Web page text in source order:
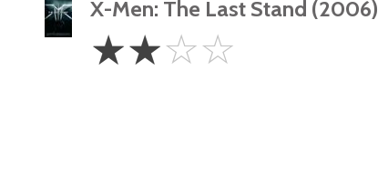
X-Men: The Last Stand (2006)
Stars
☆☆☆☆